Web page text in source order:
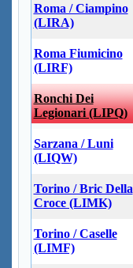
Roma / Ciampino
(LIRA)
Roma Fiumicino
(LIRF)
Ronchi Dei
Legionari (LIPQ)
Sarzana / Luni
(LIQW)
Torino / Bric Della
Croce (LIMK)
Torino / Caselle
(LIMF)